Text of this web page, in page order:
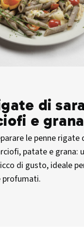
di
e grana
le penne rigate
patate e grana:
di gusto, ideale
profumati.